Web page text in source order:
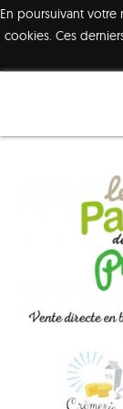
En poursuivant votre
cookies. Ces